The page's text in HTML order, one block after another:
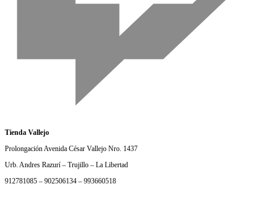
Tienda Vallejo
Prolongación Avenida César Vallejo Nro. 1437
Urb. Andres Razurí – Trujillo – La Libertad
912781085 – 902506134 – 993660518